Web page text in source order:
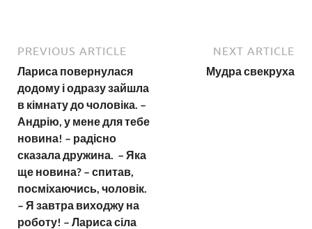
PREVIOUS ARTICLE
Лариса повернулася
додому і одразу зайшла
в кімнату до чоловіка. –
Андрію, у мене для тебе
новина! – радісно
сказала дружина. – Яка
ще новина? – спитав,
посміхаючись, чоловік.
– Я завтра виходжу на
роботу! – Лариса сіла
NEXT ARTICLE
Мудра свекруха